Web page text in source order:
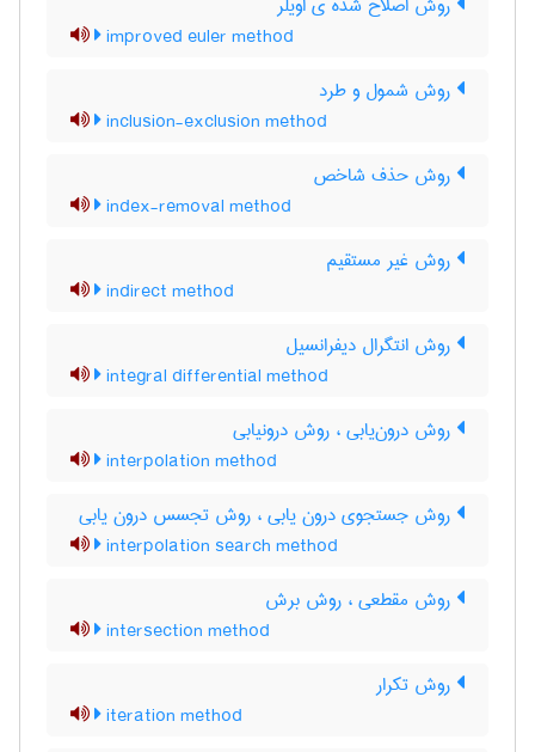
improved euler method
روش شمول و طرد
inclusion-exclusion method
روش حذف شاخص
index-removal method
روش غیر مستقیم
indirect method
روش انتگرال دیفرانسیل
integral differential method
روش درون‌یابی ، روش درونیابی
interpolation method
روش جستجوی درون یابی ، روش تجسس درون یابی
interpolation search method
روش مقطعی ، روش برش
intersection method
روش تکرار
iteration method